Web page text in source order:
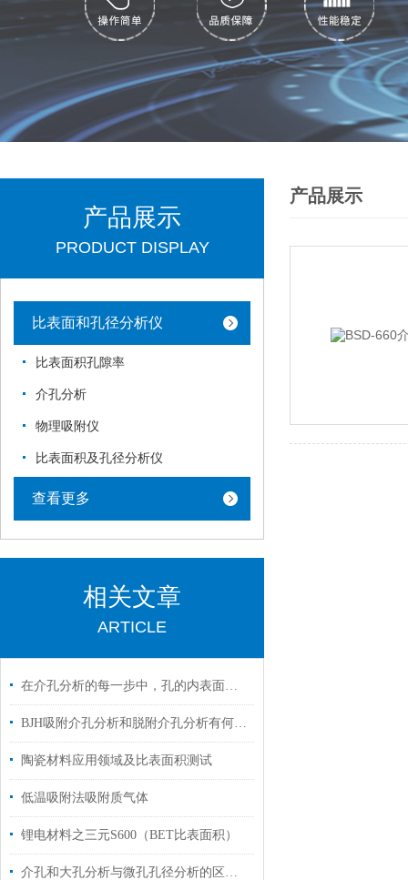
产品展示
PRODUCT DISPLAY
比表面和孔径分析仪
比表面积孔隙率
介孔分析
物理吸附仪
比表面积及孔径分析仪
查看更多
相关文章
ARTICLE
在介孔分析的每一步中，孔的内表面积是怎么求得的
BJH吸附介孔分析和脱附介孔分析有何差别？
陶瓷材料应用领域及比表面积测试
低温吸附法吸附质气体
锂电材料之三元S600（BET比表面积）
介孔和大孔分析与微孔孔径分析的区别？
产品展示